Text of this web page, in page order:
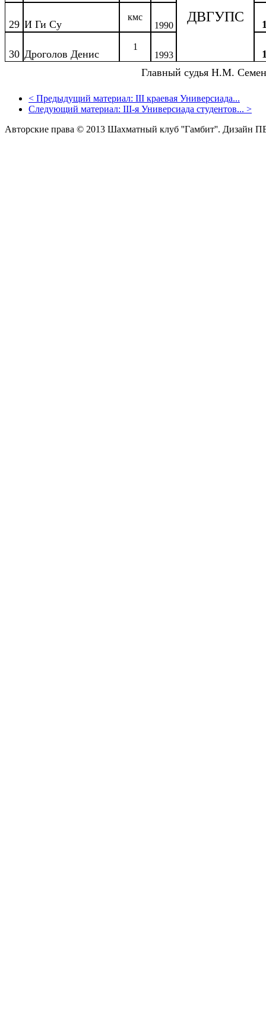
ДВГУПС
29 И Ги Су
кмс
1990
30 Дроголов Денис
1
1993
Главный судья Н.М.
< Предыдущий материал: III краевая Универсиада...
Следующий материал: III-я Универсиада студентов... >
Авторские права © 2013 Шахматный клуб ''Гамбит''. Дизайн